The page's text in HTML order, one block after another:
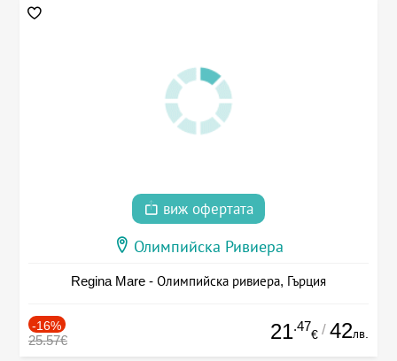
виж офертата
Олимпийска Ривиера
Regina Mare - Олимпийска ривиера, Гърция
-16%
25.57€ 21.47
€ / 42лв.